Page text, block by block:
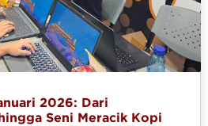
2026: Dari
Seni Meracik Kopi